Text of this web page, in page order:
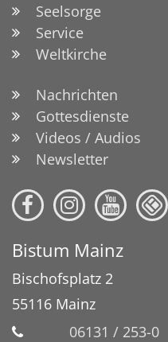
Seelsorge
Service
Weltkirche
Nachrichten
Gottesdienste
Videos / Audios
Newsletter
Bistum Mainz
Bischofsplatz 2
55116 Mainz
06131 / 253-0